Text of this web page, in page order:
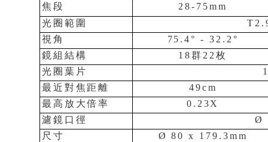
焦段
28-75mm
光圈範圍
視角
75.4° - 32.2 °
鏡組結構
18群22枚
光圈葉片
最近對焦距離
49cm
最高放大倍率
0.23X
濾鏡口徑
Ø
尺寸
Ø 80 x 179.3mm